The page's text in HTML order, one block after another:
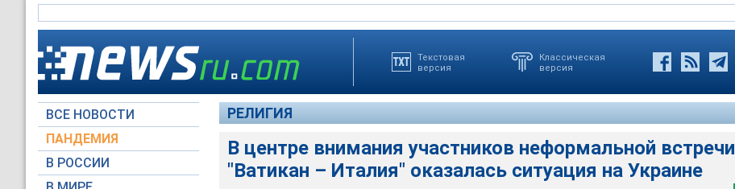
Текстовая
версия
Классическая
версия
ВСЕ НОВОСТИ
ПАНДЕМИЯ
В РОССИИ
РЕЛИГИЯ
В центре внимания участников неформальной встречи
"Ватикан – Италия" оказалась ситуация на Украине
В центре внимания участников неформальной встречи "Ватикан – Италия" оказалась